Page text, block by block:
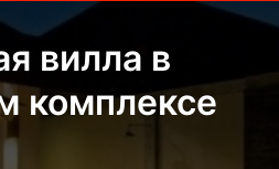
вилла в
комплексе